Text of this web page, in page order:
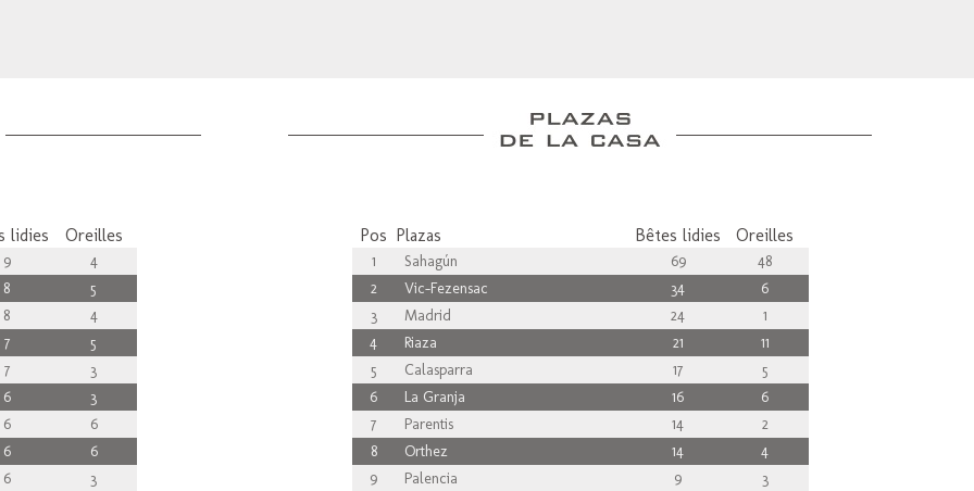
lidies Oreilles
9
4
8
5
8
4
7
5
7
3
6
3
6
6
6
6
6 3
Pos Plazas Bêtes lidies Oreilles
1 Sahagún 69
48
2
Vic-Fezensac 34
6
3
Madrid 24
1
4
Riaza 21
11
5
Calasparra 17
5
6
La Granja 16
6
7
Parentis 14
2
8
Orthez 14
4
9
Palencia 9 3